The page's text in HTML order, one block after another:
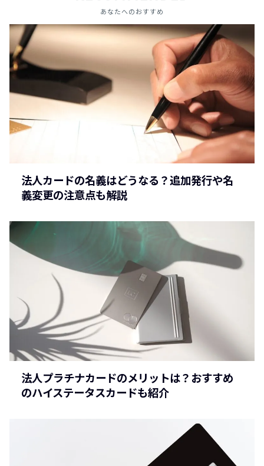
あなたへのおすすめ
法人カードの名義はどうなる？追加発行や名
義変更の注意点も解説
法人プラチナカードのメリットは？おすすめ
のハイステータスカードも紹介